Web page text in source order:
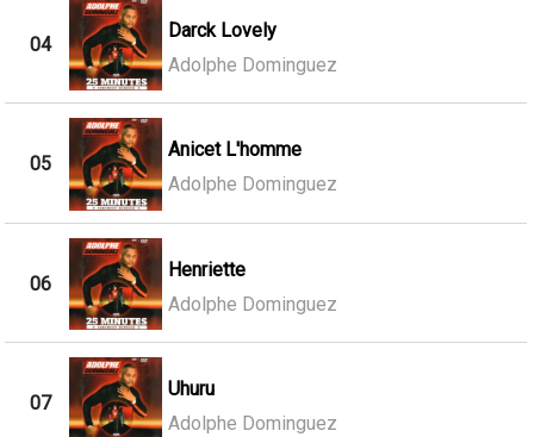
04
Darck Lovely
Adolphe Dominguez
05
Anicet L'homme
Adolphe Dominguez
06
Henriette
Adolphe Dominguez
07
Uhuru
Adolphe Dominguez